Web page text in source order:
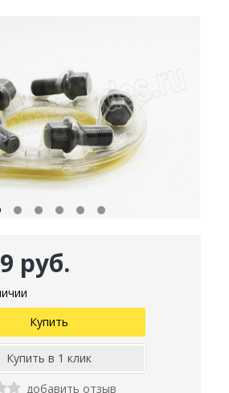
руб.
добавить отзыв